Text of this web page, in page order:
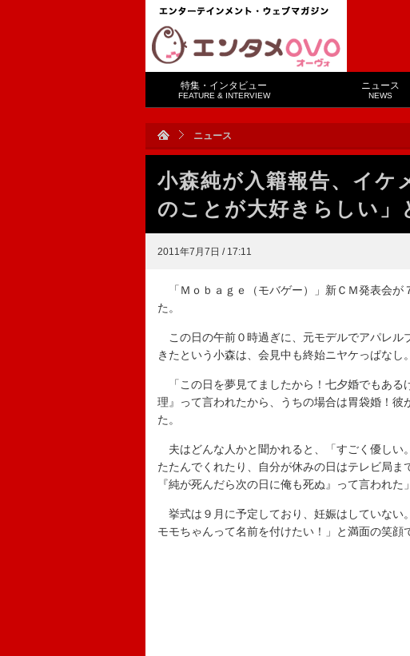
特集・インタビュー
FEATURE & INTERVIEW
ニュース
NEWS
ニュース
小森純が入籍報告、イ
のことが大好きらしい」
2011年7月7日 / 17:11
「Ｍｏｂａｇｅ（モバゲー）」新ＣＭ発表会が
た。
この日の午前０時過ぎに、元モデルでアパレル
きたという小森は、会見中も終始ニヤケっぱなし。
「この日を夢見てましたから！七夕婚でもある
理』って言われたから、うちの場合は胃袋婚！
た。
夫はどんな人かと聞かれると、「すごく優しい
たたんでくれたり、自分が休みの日はテレビ局ま
『純が死んだら次の日に俺も死ぬ』って言われた
挙式は９月に予定しており、妊娠はしていない
モモちゃんって名前を付けたい！」と満面の笑顔